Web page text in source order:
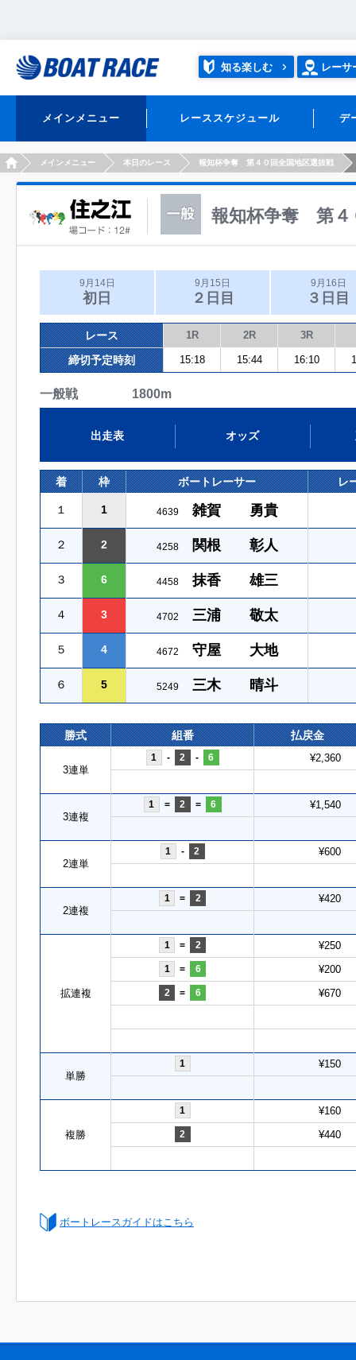
知る楽しむ レーサ
メインメニュー レーススケジュール デ
HOMEメインメニュー 本日のレース 報知杯争奪 第４０回全国地区選抜戦
報知杯争奪 第４
9月14日
初日
9月15日
２日目
9月16日
３日目
レース 1R 2R 3R
締切予定時刻 15:18 15:44 16:10
一般戦 1800m
出走表 オッズ
着 枠 ボートレーサー レ
１ 1 4639 雑賀 勇貴
２ 2 4258 関根 彰人
３ 6 4458 抹香 雄三
４ 3 4702 三浦 敬太
５ 4 4672 守屋 大地
６ 5 5249 三木 晴斗
勝式 組番 払戻金
3連単
1 - 2 - 6 ¥2,360
3連複
1 = 2 = 6 ¥1,540
2連単
1 - 2 ¥600
2連複
1 = 2 ¥420
拡連複
1 = 2 ¥250
1 = 6 ¥200
2 = 6 ¥670
単勝
1 ¥150
複勝
1 ¥160
2 ¥440
ボートレースガイドはこちら